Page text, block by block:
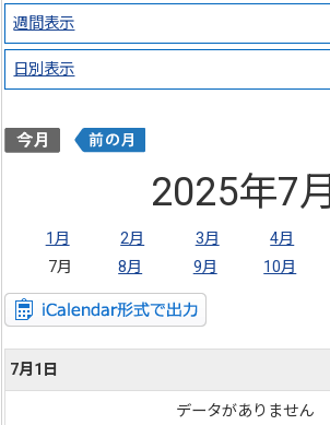
週間表示
日別表示
2025年7月
1月 2月 3月 4月
7月
8月 9月 10月
7月1日
データがありません